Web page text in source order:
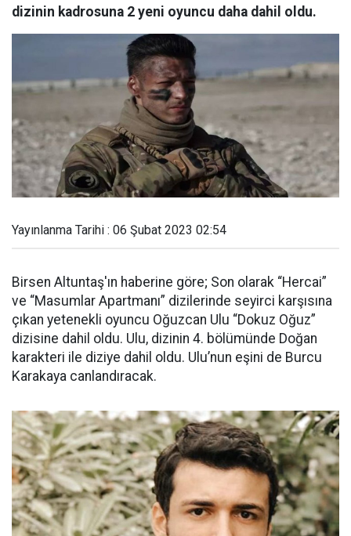
dizinin kadrosuna 2 yeni oyuncu daha dahil oldu.
Yayınlanma Tarihi : 06 Şubat 2023 02:54
Birsen Altuntaş'ın haberine göre; Son olarak “Hercai”
ve “Masumlar Apartmanı” dizilerinde seyirci karşısına
çıkan yetenekli oyuncu Oğuzcan Ulu “Dokuz Oğuz”
dizisine dahil oldu. Ulu, dizinin 4. bölümünde Doğan
karakteri ile diziye dahil oldu. Ulu’nun eşini de Burcu
Karakaya canlandıracak.